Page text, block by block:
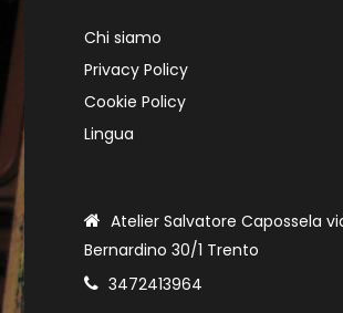
Chi siamo
Privacy Policy
Cookie Policy
Lingua
Atelier Salvatore Capossela
Bernardino 30/1 Trento
3472413964